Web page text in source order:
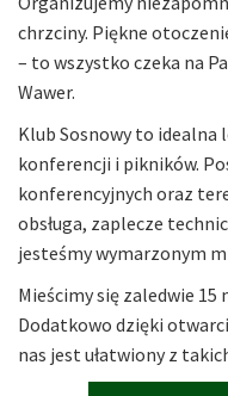
chrzciny. Piękne
– to wszystko czeka na
Wawer.
Klub Sosnowy to idealna
konferencji i pikników.
konferencyjnych oraz
obsługa, zaplecze
jesteśmy wymarzonym
Mieścimy się zaledwie
Dodatkowo dzięki
nas jest ułatwiony z